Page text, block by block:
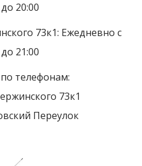
20:00
73к1: Ежедневно с
21:00
телефонам:
73к1
Переулок